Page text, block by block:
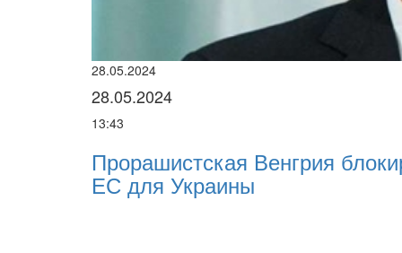
28.05.2024
28.05.2024
13:43
Прорашистская Венгрия
ЕС для Украины